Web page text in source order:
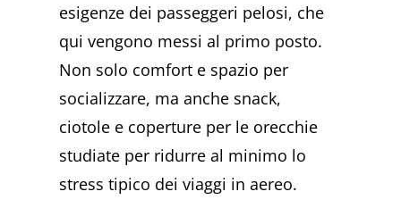
esigenze dei passeggeri pelosi, che
qui vengono messi al primo posto.
Non solo comfort e spazio per
socializzare, ma anche snack,
ciotole e coperture per le orecchie
studiate per ridurre al minimo lo
stress tipico dei viaggi in aereo.